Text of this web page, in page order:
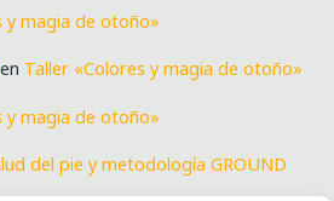
y magia de otoño»
en Taller «Colores y magia de otoño»
y magia de otoño»
del pie y metodología GROUND